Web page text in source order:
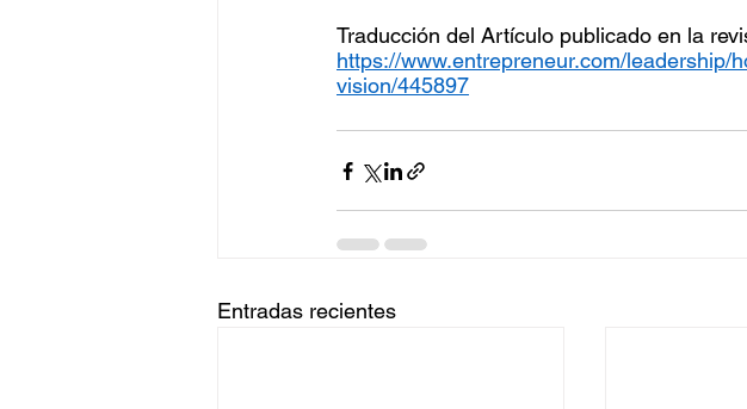
Traducción del Artículo publicado en la
https://www.entrepreneur.com/leadership/
vision/445897
Entradas recientes